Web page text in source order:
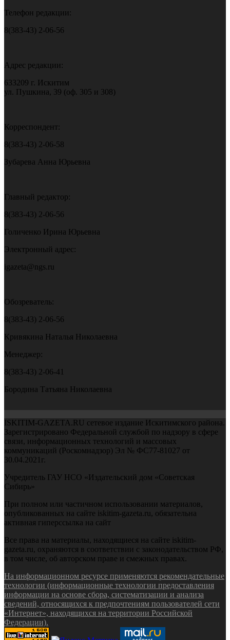
Телефон редакции:
8(383-43) 2-06-56
Адрес редакции:
633209 г. Искитим
ул. Пушкина, 39 (оф. 305 и 308)
Корреспондент:
8(383-43) 2-06-58
Зубарева Анна Юрьевна
Главный редактор:
8(383-43) 2-06-56
Голиченко Ирина Юрьевна
Электронный адрес:
igazeta@ngs.ru
Обозреватель:
8(383-43) 2-06-56
Кривякина Наталья Николаевна
Менеджер:
8(383-43) 2-06-41
Бородина Татьяна Николаевна
ISKITIM-GAZETA.RU сетевое издание Искитимского района.
Зарегистрировано Федеральной службой по надзору в сфере
связи, информационных технологий и массовых
коммуникаций (Роскомнадзор) Эл № ФС77-81027 от
30.04.2021г.
Учредитель ГАУ НСО «Издательский дом «Советская
Сибирь»
При полном или частичном использовании материалов,
опубликованных на сайте iskitim-gazeta.ru, обязательна
активная гиперссылка на сайт
Все права на материалы, находящиеся на сайте iskitim-
gazeta.ru, охраняются в соответствии с законодательством РФ,
в том числе, об авторском праве и смежных правах.
На информационном ресурсе применяются рекомендательные
технологии (информационные технологии предоставления
информации на основе сбора, систематизации и анализа
сведений, относящихся к предпочтениям пользователей сети
«Интернет», находящихся на территории Российской
Федерации).